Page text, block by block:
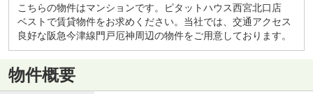
こちらの物件はマンションです。ピタットハウス西宮北口店
ベストで賃貸物件をお求めください。当社では、交通アクセス
良好な阪急今津線門戸厄神周辺の物件をご用意しております。
物件概要